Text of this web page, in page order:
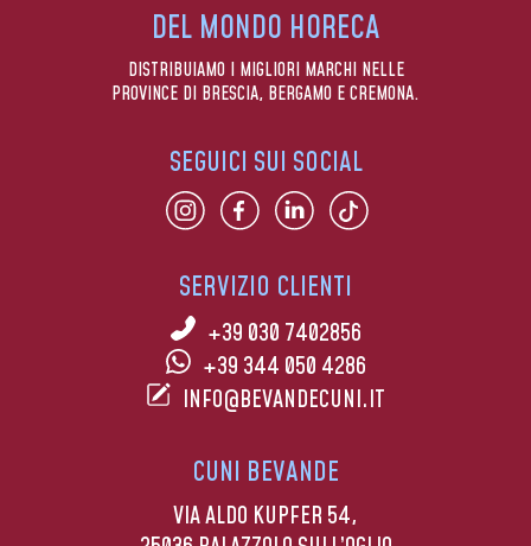
DEL MONDO HORECA
DISTRIBUIAMO I MIGLIORI MARCHI NELLE
PROVINCE DI BRESCIA, BERGAMO E CREMONA.
SERVIZIO CLIENTI
+39 030 7402856
+39 344 050 4286
INFO@BEVANDECUNI.IT
CUNI BEVANDE
VIA ALDO KUPFER 54,
SEGUICI SUI SOCIAL